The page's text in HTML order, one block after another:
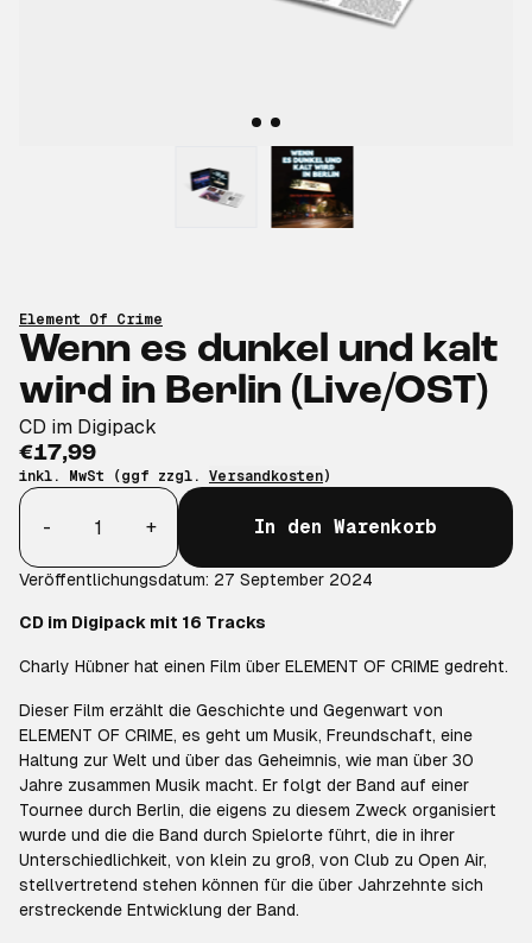
Element Of Crime
Wenn es dunkel und kalt
wird in Berlin (Live/OST)
CD im Digipack
€17,99
inkl. MwSt (ggf zzgl. Versandkosten)
Anzahl
-
+ In den Warenkorb
Veröffentlichungsdatum: 27 September 2024
CD im Digipack mit 16 Tracks
Charly Hübner hat einen Film über ELEMENT OF CRIME gedreht.
Dieser Film erzählt die Geschichte und Gegenwart von
ELEMENT OF CRIME, es geht um Musik, Freundschaft, eine
Haltung zur Welt und über das Geheimnis, wie man über 30
Jahre zusammen Musik macht. Er folgt der Band auf einer
Tournee durch Berlin, die eigens zu diesem Zweck organisiert
wurde und die die Band durch Spielorte führt, die in ihrer
Unterschiedlichkeit, von klein zu groß, von Club zu Open Air,
stellvertretend stehen können für die über Jahrzehnte sich
erstreckende Entwicklung der Band.